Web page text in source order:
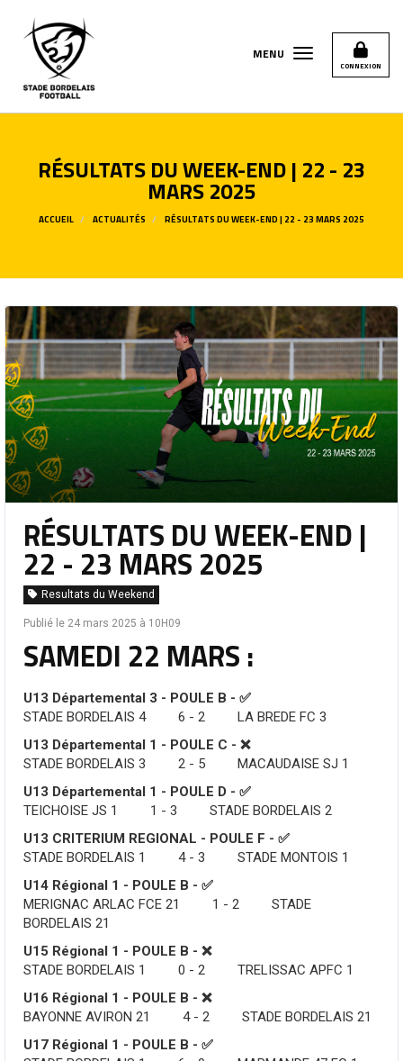
CONNEXION
MENU
RÉSULTATS DU WEEK-END | 22 - 23
MARS 2025
ACCUEIL ACTUALITÉS RÉSULTATS DU WEEK-END | 22 - 23 MARS 2025
RÉSULTATS DU WEEK-END |
22 - 23 MARS 2025
Resultats du Weekend
Publié le 24 mars 2025 à 10H09
SAMEDI 22 MARS :
U13 Départemental 3 - POULE B - ✅
STADE BORDELAIS 4 6 - 2 LA BREDE FC 3
U13 Départemental 1 - POULE C - ❌
STADE BORDELAIS 3 2 - 5 MACAUDAISE SJ 1
U13 Départemental 1 - POULE D - ✅
TEICHOISE JS 1 1 - 3 STADE BORDELAIS 2
U13 CRITERIUM REGIONAL - POULE F - ✅
STADE BORDELAIS 1 4 - 3 STADE MONTOIS 1
U14 Régional 1 - POULE B - ✅
MERIGNAC ARLAC FCE 21 1 - 2 STADE
BORDELAIS 21
U15 Régional 1 - POULE B - ❌
STADE BORDELAIS 1 0 - 2 TRELISSAC APFC 1
U16 Régional 1 - POULE B - ❌
BAYONNE AVIRON 21 4 - 2 STADE BORDELAIS 21
U17 Régional 1 - POULE B - ✅